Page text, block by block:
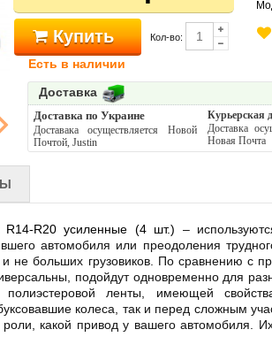
Купить Кол-во:
Есть в наличии
Доставка
Доставка по Украине
Доставака осуществляется Новой
Почтой, Justin
Курьерская
Доставка
Новая Почта
R14-R20 усиленные (4 шт.) –
автомобиля или преодоления
больших грузовиков. По сравнению с
подойдут одновременно для
ленты, имеющей
колеса, так и перед сложным
роли, какой привод у вашего